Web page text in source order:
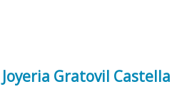
Joyeria Gratovil